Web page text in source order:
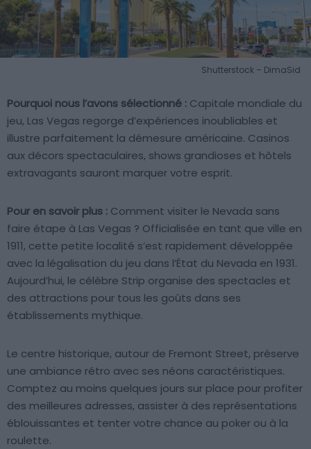
Shutterstock – DimaSid
Pourquoi nous l’avons sélectionné : Capitale mondiale du
jeu, Las Vegas regorge d’expériences inoubliables et
illustre parfaitement la démesure américaine. Casinos
aux décors spectaculaires, shows grandioses et hôtels
extravagants sauront marquer votre esprit.
Pour en savoir plus : Comment visiter le Nevada sans
faire étape à Las Vegas ? Officialisée en tant que ville en
1911, cette petite localité s’est rapidement développée
avec la légalisation du jeu dans l’État du Nevada en 1931.
Aujourd’hui, le célèbre Strip organise des spectacles et
des attractions pour tous les goûts dans ses
établissements mythique.
Le centre historique, autour de Fremont Street, préserve
une ambiance rétro avec ses néons caractéristiques.
Comptez au moins quelques jours sur place pour profiter
des meilleures adresses, assister à des représentations
éblouissantes et tenter votre chance au poker ou à la
roulette.